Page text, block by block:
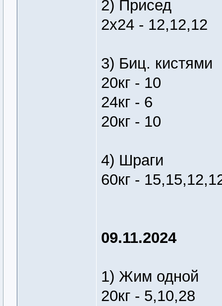
2) Присед
2х24 - 12,12,12
3) Биц. кистями
20кг - 10
24кг - 6
20кг - 10
4) Шраги
60кг -
09.11.2024
1) Жим одной
20кг - 5,10,28